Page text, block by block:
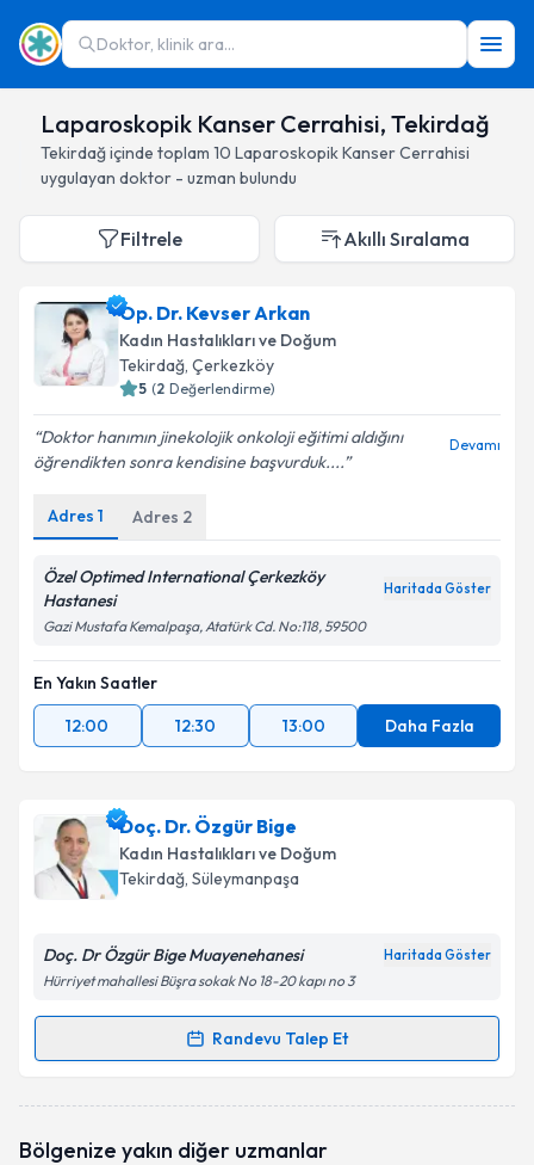
Doktor, klinik ara...
Laparoskopik Kanser Cerrahisi, Tekirdağ
Tekirdağiçinde toplam 10 Laparoskopik Kanser Cerrahisi
uygulayan doktor - uzman bulundu
Filtrele Akıllı Sıralama
Op. Dr. Kevser Arkan
Kadın Hastalıkları ve Doğum
Tekirdağ, Çerkezköy
5 (2 Değerlendirme)
Doktor hanımın jinekolojik onkoloji eğitimi aldığını
öğrendikten sonra kendisine başvurduk....
Devamı
Adres 1 Adres 2
Özel Optimed International Çerkezköy
Hastanesi
Haritada Göster
Gazi Mustafa Kemalpaşa, Atatürk Cd. No:118, 59500
En Yakın Saatler
12:00
12:30 13:00 Daha Fazla
Doç. Dr. Özgür Bige
Kadın Hastalıkları ve Doğum
Tekirdağ, Süleymanpaşa
Doç. Dr Özgür Bige Muayenehanesi Haritada Göster
Hürriyet mahallesi Büşra sokak No 18-20 kapı no 3
Randevu Talep Et
Randevu Takvimi Talebi
oluşturun. Size bu uzmandan randevu almanız için bir
Bölgenize yakın diğer uzmanlar